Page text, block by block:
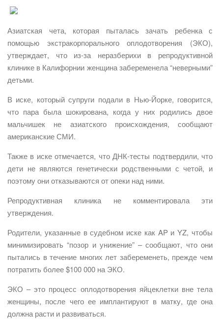
Азиатская чета, которая пыталась зачать ребенка с
помощью экстракорпорального оплодотворения (ЭКО),
утверждает, что из-за неразберихи в репродуктивной
клинике в Калифорнии женщина забеременела “неверными”
детьми.
В иске, который супруги подали в Нью-Йорке, говорится,
что пара была шокирована, когда у них родились двое
мальчишек не азиатского происхождения, сообщают
американские СМИ.
Также в иске отмечается, что ДНК-тесты подтвердили, что
дети не являются генетически родственными с четой, и
поэтому они отказываются от опеки над ними.
Репродуктивная клиника не комментировала эти
утверждения.
Родители, указанные в судебном иске как AP и YZ, чтобы
минимизировать “позор и унижение” – сообщают, что они
пытались в течение многих лет забеременеть, прежде чем
потратить более $100 000 на ЭКО.
ЭКО – это процесс оплодотворения яйцеклетки вне тела
женщины, после чего ее имплантируют в матку, где она
должна расти и развиваться.